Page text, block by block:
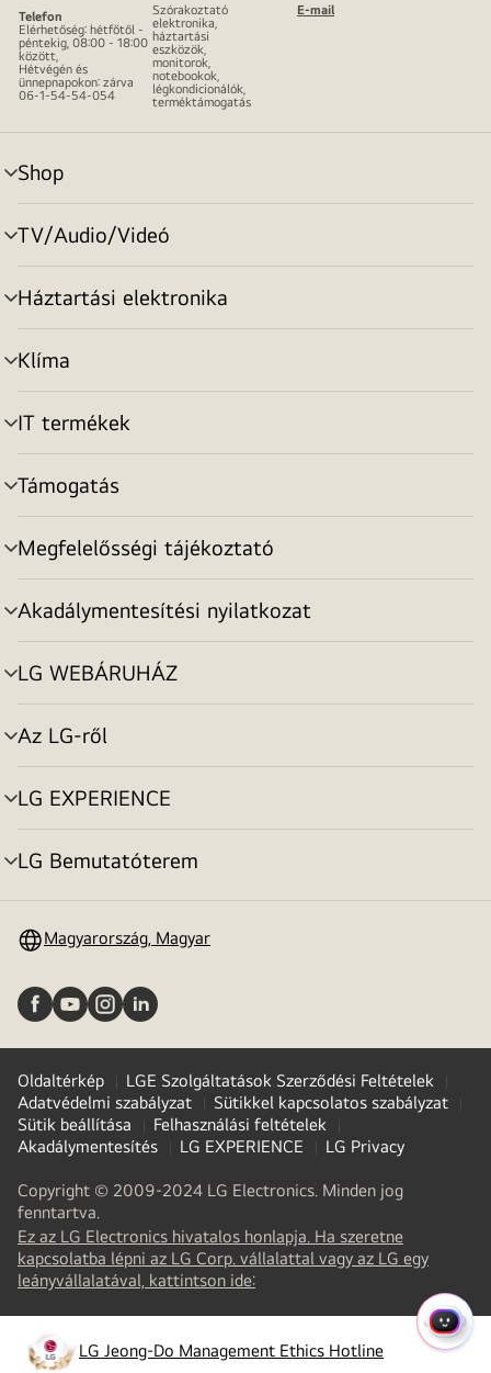
Telefon
Elérhetőség: hétfőtől -
péntekig, 08:00 - 18:00
között,
Hétvégén és
ünnepnapokon: zárva
06-1-54-54-054
Szórakoztató
elektronika,
háztartási
eszközök,
monitorok,
notebookok,
légkondicionálók,
terméktámogatás
E-mail
Shop
menu
toggle
TV/Audio/Videó
menu
toggle
Háztartási elektronika
menu
toggle
Klíma
menu
toggle
IT termékek
menu
toggle
Támogatás
menu
toggle
Megfelelősségi tájékoztató
menu
toggle
Akadálymentesítési nyilatkozat
menu
toggle
LG WEBÁRUHÁZ
menu
toggle
Az LG-ről
menu
toggle
LG EXPERIENCE
menu
toggle
LG Bemutatóterem
menu
Magyarország, Magyar
Oldaltérkép
LGE Szolgáltatások Szerződési Feltételek
Adatvédelmi szabályzat
Sütikkel kapcsolatos szabályzat
Sütik beállítása
Felhasználási feltételek
Akadálymentesítés
LG EXPERIENCE LG Privacy
Copyright © 2009-2024 LG Electronics. Minden jog
fenntartva.
Ez az LG Electronics hivatalos honlapja. Ha szeretne
kapcsolatba lépni az LG Corp. vállalattal vagy az LG egy
leányvállalatával, kattintson ide:(
a
new
LG Jeong-Do Management Ethics Hotline
opens